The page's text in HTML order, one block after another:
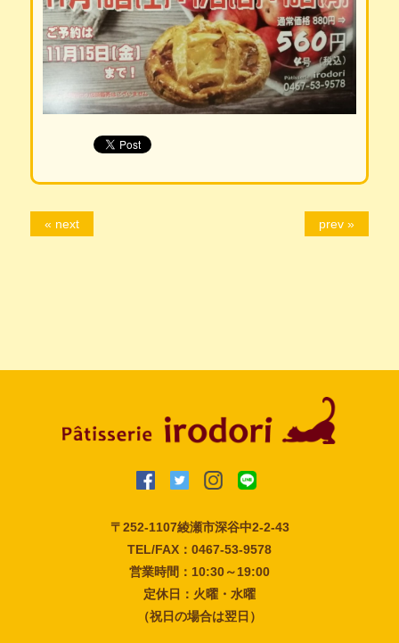
« next prev »
〒252-1107綾瀬市深谷中2-2-43
TEL/FAX：0467-53-9578
営業時間：10:30～19:00
定休日：火曜・水曜
（祝日の場合は翌日）